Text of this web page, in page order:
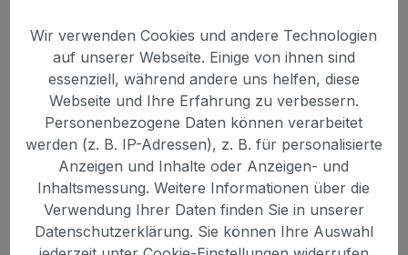
Erden“ möchte ich nach nun
bereits über einjährigen
Erfahrungen mit Ihrer Beratung
und den Produkten der Firma
HBD gerne einen kurzen Bericht
darüber abgeben, da sich so viel
gebessert hat.
Wir verwenden Cookies und andere Technologien
auf unserer Webseite. Einige von ihnen sind
essenziell, während andere uns helfen, diese
Webseite und Ihre Erfahrung zu verbessern.
Personenbezogene Daten können verarbeitet
werden (z. B. IP-Adressen), z. B. für personalisierte
Anzeigen und Inhalte oder Anzeigen- und
Inhaltsmessung. Weitere Informationen über die
Verwendung Ihrer Daten finden Sie in unserer
Datenschutzerklärung. Sie können Ihre Auswahl